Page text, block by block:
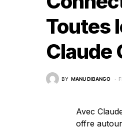
Toutes
Claude
BY MANU DIBANGO
Avec
offre